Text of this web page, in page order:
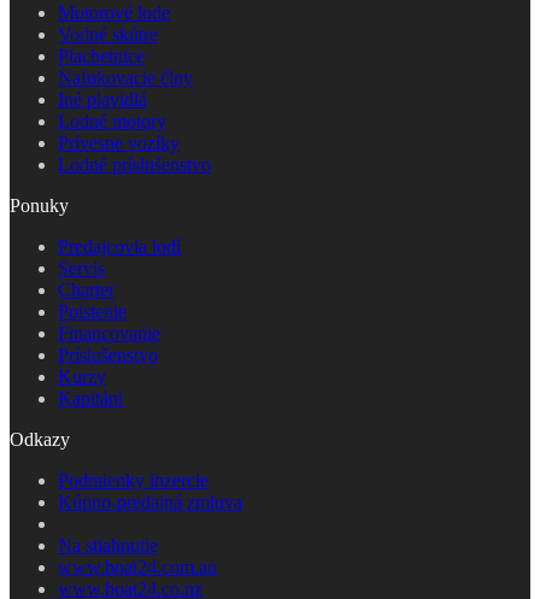
Motorové lode
Vodné skútre
Plachetnice
Nafukovacie člny
Iné plavidlá
Lodné motory
Prívesne vozíky
Lodné príslušenstvo
Ponuky
Predajcovia lodí
Servis
Charter
Poistenie
Financovanie
Príslušenstvo
Kurzy
Kapitáni
Odkazy
Podmienky inzercie
Kúpno-predajná zmluva
Na stiahnutie
www.boat24.com.au
www.boat24.co.nz